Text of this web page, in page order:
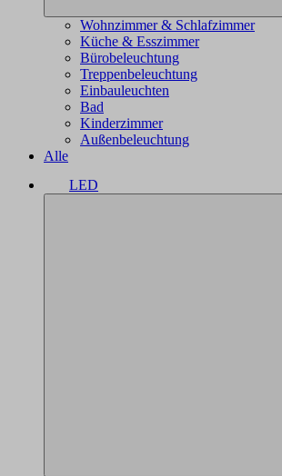
Wohnzimmer & Schlafzimmer
Küche & Esszimmer
Bürobeleuchtung
Treppenbeleuchtung
Einbauleuchten
Bad
Kinderzimmer
Außenbeleuchtung
Alle
LED